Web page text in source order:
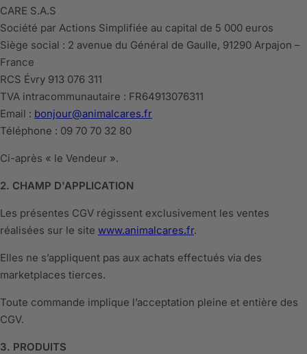
CARE S.A.S
Société par Actions Simplifiée au capital de 5 000 euros
Siège social : 2 avenue du Général de Gaulle, 91290 Arpajon –
France
RCS Évry 913 076 311
TVA intracommunautaire : FR64913076311
Email : bonjour@animalcares.fr
Téléphone : 09 70 70 32 80
Ci-après « le Vendeur ».
2. CHAMP D'APPLICATION
Les présentes CGV régissent exclusivement les ventes
réalisées sur le site www.animalcares.fr.
Elles ne s’appliquent pas aux achats effectués via des
marketplaces tierces.
Toute commande implique l’acceptation pleine et entière des
CGV.
3. PRODUITS